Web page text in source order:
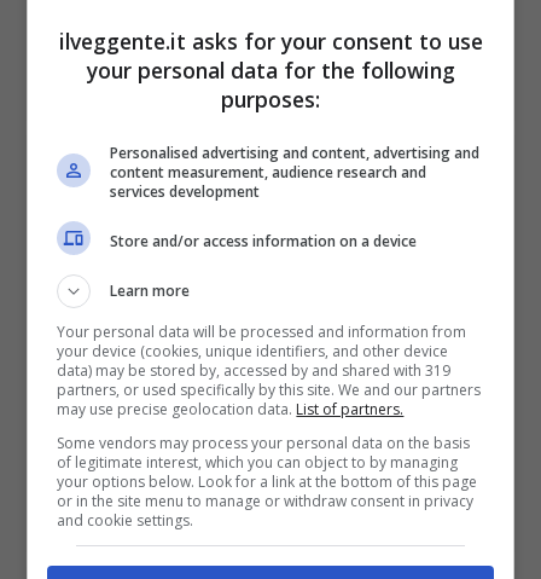
VERIFICA
Mostra Informazioni
Fino a 2050€ bonus scommesse e sport
Per i nuovi utenti della piattaforma: 100% fino a 50€ in
Bonus Scommesse + 100% fino a 2000€ in Bonus
Sport
2050€
VERIFICA
ilveggente.it asks for your consent to use
your personal data for the following
purposes:
Personalised advertising and content, advertising and
content measurement, audience research and
services development
Store and/or access information on a device
Learn more
Your personal data will be processed and information from
your device (cookies, unique identifiers, and other device
data) may be stored by, accessed by and shared with 319
partners, or used specifically by this site. We and our partners
may use precise geolocation data. List of partners.
Some vendors may process your personal data on the basis
of legitimate interest, which you can object to by managing
your options below. Look for a link at the bottom of this page
or in the site menu to manage or withdraw consent in privacy
and cookie settings.